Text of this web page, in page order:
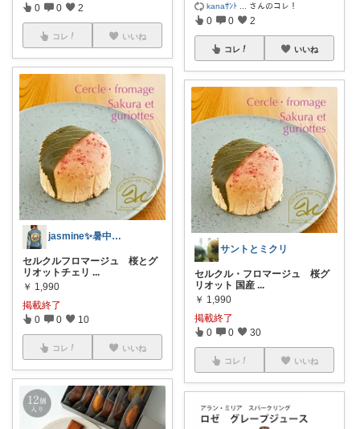
0 0 2
コレ いいね
jasmine✨暑中見舞(*ꆤ.̫ꆤ*)
セルクルフロマージュ 桜とグ
リオットチェリ ...
￥ 1,990
掲載終了
0 0 10
コレ いいね
kanaｻﾝﾄ さんのコレ！
0 0 2
コレ いいね
サントとミクリ
セルクル・フロマージュ 桜グ
リオット 国産 ...
￥ 1,990
掲載終了
0 0 30
コレ いいね